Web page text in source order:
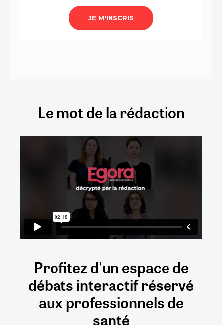
Le mot de la rédaction
Profitez d'un espace de
débatsinteractifréservé
auxprofessionnels de
santé